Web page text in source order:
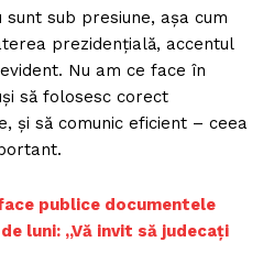
sub presiune, așa cum
prezidențială, accentul
Nu am ce face în
să folosesc corect
și să comunic eficient – ceea
publice documentele
luni: „Vă invit să judecați